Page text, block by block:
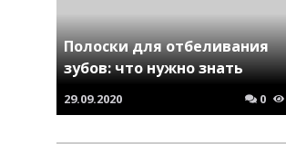
Полоски для отбеливания
зубов: что нужно знать
29.09.2020 0